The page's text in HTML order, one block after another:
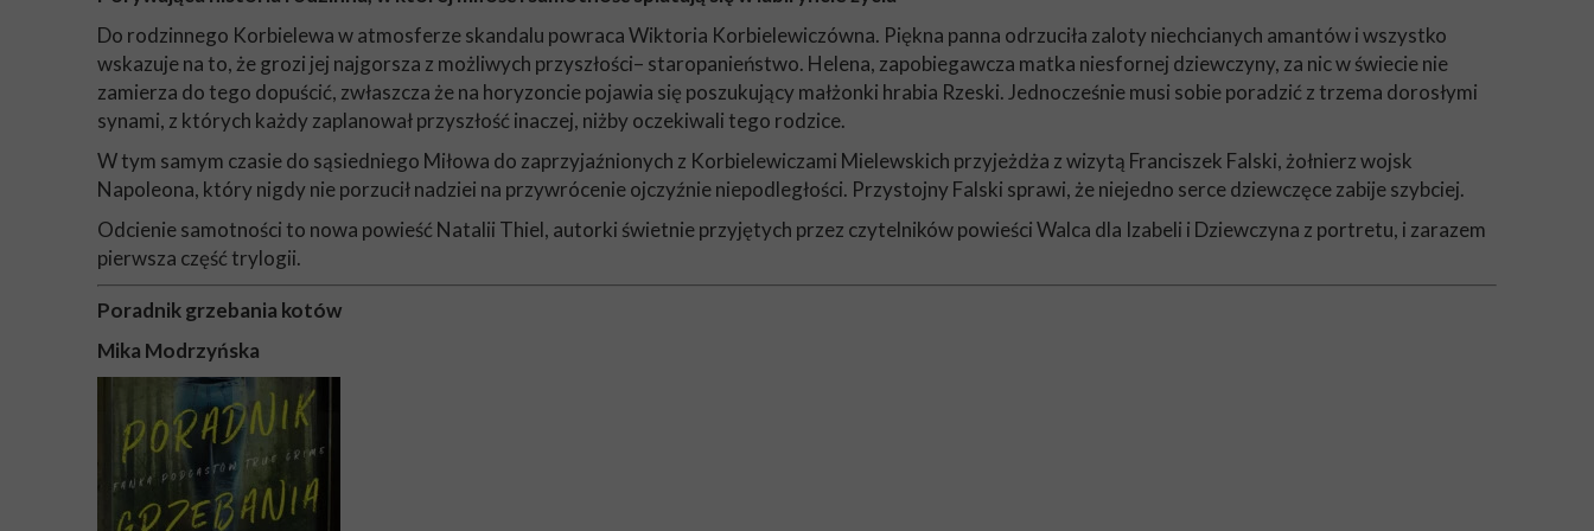
Do rodzinnego Korbielewa w atmosferze skandalu powraca Wiktoria Korbielewiczówna. Piękna panna odrzuciła zaloty niechcianych amantów i wszystko
wskazuje na to, że grozi jej najgorsza z możliwych przyszłości– staropanieństwo. Helena, zapobiegawcza matka niesfornej dziewczyny, za nic w świecie nie
zamierza do tego dopuścić, zwłaszcza że na horyzoncie pojawia się poszukujący małżonki hrabia Rzeski. Jednocześnie musi sobie poradzić z trzema dorosłymi
synami, z których każdy zaplanował przyszłość inaczej, niżby oczekiwali tego rodzice.
W tym samym czasie do sąsiedniego Miłowa do zaprzyjaźnionych z Korbielewiczami Mielewskich przyjeżdża z wizytą Franciszek Falski, żołnierz wojsk
Napoleona, który nigdy nie porzucił nadziei na przywrócenie ojczyźnie niepodległości. Przystojny Falski sprawi, że niejedno serce dziewczęce zabije szybciej.
Odcienie samotności to nowa powieść Natalii Thiel, autorki świetnie przyjętych przez czytelników powieści Walca dla Izabeli i Dziewczyna z portretu, i zarazem
pierwsza część trylogii.
Poradnik grzebania kotów
Mika Modrzyńska